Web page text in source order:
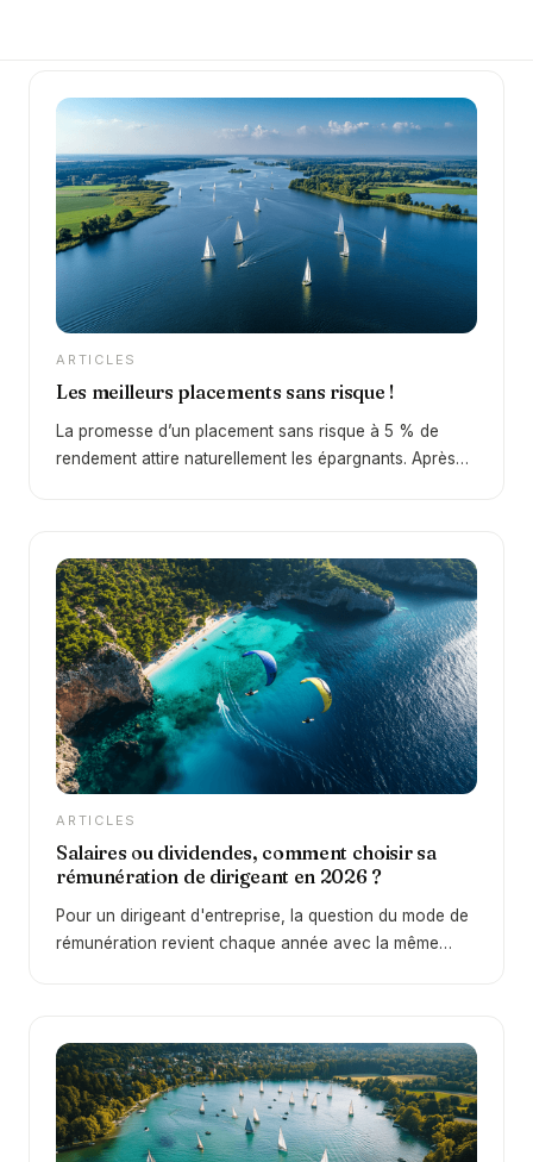
ARTICLES
Les meilleurs placements sans risque !
La promesse d’un placement sans risque à 5 % de
rendement attire naturellement les épargnants. Après
permettent à nouveau d’obtenir des rendements
intéressants… mais la réalité est plus nuancée qu’il n’y
paraît. Derrière cette promesse se cache une question
essentielle : peut-on réellement obtenir 5 % sans
aucun risque ?
ARTICLES
Salaires ou dividendes, comment choisir sa
rémunération de dirigeant en 2026 ?
Pour un dirigeant d'entreprise, la question du mode de
rémunération revient chaque année avec la même
fois le montant net que vous percevez dans votre
poche et la qualité de votre future retraite. C'est
justement cette problématique que nous traitons dans
cet épisode de L'Art de la Gestion Patrimoniale et dans